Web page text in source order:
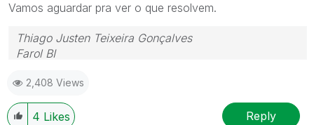
Vamos aguardar pra ver o que resolvem.
Thiago Justen Teixeira Gonçalves
Farol BI
Skype: justen.thiago
2,408 Views
4 Likes Reply